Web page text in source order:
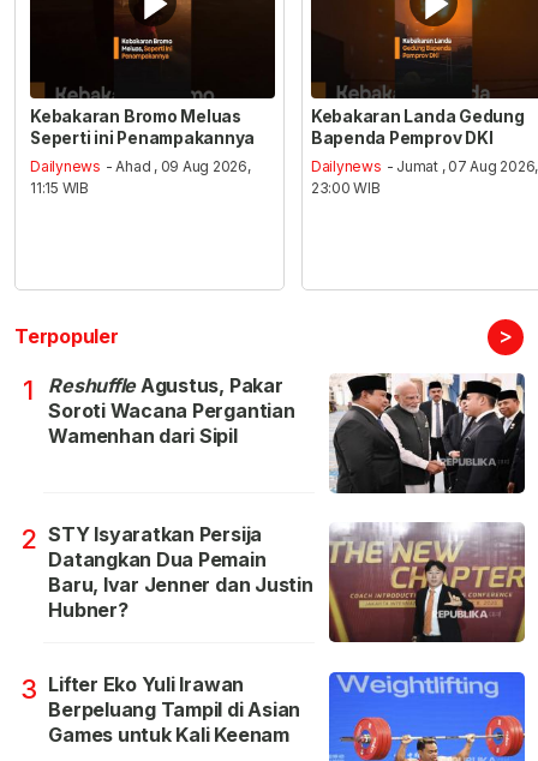
Kebakaran Bromo Meluas
Seperti ini Penampakannya
Dailynews - Ahad , 09 Aug 2026,
11:15 WIB
Kebakaran Landa Gedung
Bapenda Pemprov DKI
Dailynews - Jumat , 07 Aug 2026,
23:00 WIB
Terpopuler >
1 ReshuffleAgustus, Pakar
Soroti Wacana Pergantian
Wamenhan dari Sipil
2 STY Isyaratkan Persija
Datangkan Dua Pemain
Baru, Ivar Jenner dan Justin
Hubner?
3 Lifter Eko Yuli Irawan
Berpeluang Tampil di Asian
Games untuk Kali Keenam